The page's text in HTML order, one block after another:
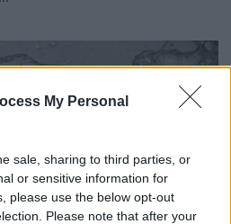
My Personal
sale, sharing to third parties, or
or sensitive information for
please use the below opt-out
Please note that after your